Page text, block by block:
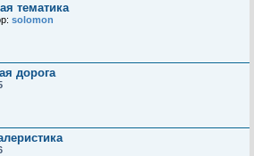
тематика
solomon
дорога